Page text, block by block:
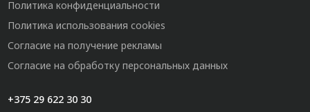
Политика конфиденциальности
Политика использования cookies
Согласие на получение рекламы
Согласие на обработку персональных данных
+375 29 622 30 30